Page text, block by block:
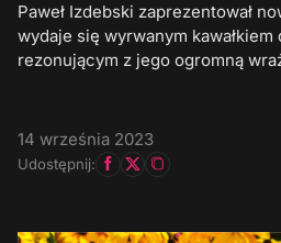
Paweł Izdebski zaprezentował
wydaje się wyrwanym kawałkiem
rezonującym z jego ogromną
14 września 2023
Udostępnij: